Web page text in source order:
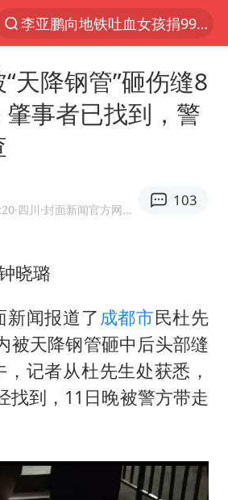
李亚鹏向地铁吐血女孩捐99999元
周杰伦方辟谣“私生子”传闻
山东财大教授刘海明逝世 终年38岁
台风白海豚可能在浙江登陆
谷歌首席科学家Jeff Dean离职创业
41岁女子为鼓励女儿考上985研究生
汕头市政府被约谈
天降钢管”砸伤缝8
事者已找到，警
·四川 ·封面新闻官方网易号
103
晓璐
新闻报道了 成都市民杜先
被天降钢管砸中后头部缝
记者从杜先生处获悉，
找到，11日晚被警方带走